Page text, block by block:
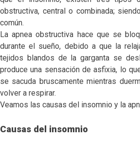
obstructiva, central o combinada;
común.
La apnea obstructiva hace que se
durante el sueño, debido a que la
tejidos blandos de la garganta se
produce una sensación de asfixia, lo
se sacuda bruscamente mientras
volver a respirar.
Veamos las causas del insomnio y la
Causas del insomnio